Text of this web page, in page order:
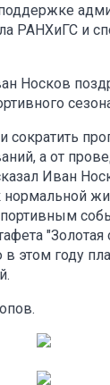
РАНХиГС и
Носков
а от
Иван
нормальной
этом году